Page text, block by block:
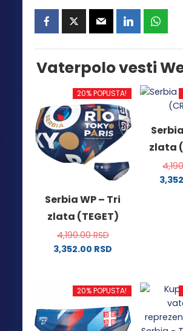
Vaterpolo vesti
20% POPUSTA!
Serbia WP – Tri
zlata (TEGET)
4,190.00RSD
3,352.00 RSD
ima
varijanti.
zlata
20% POPUSTA!